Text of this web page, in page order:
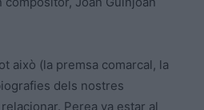
això (la premsa comarcal, la
dels nostres
Perea va estar al